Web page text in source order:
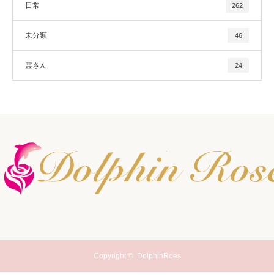
日常 262
未分類 46
霊さん 24
Copyright © DolphinRoes